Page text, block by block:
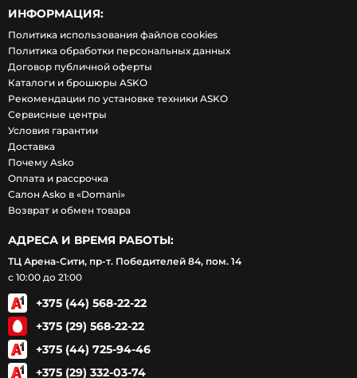
ИНФОРМАЦИЯ:
Политика использования файлов cookies
Политика обработки персональных данных
Договор публичной оферты
Каталоги и брошюры ASKO
Рекомендации по установке техники ASKO
Сервисные центры
Условия гарантии
Доставка
Почему Asko
Оплата и рассрочка
Салон Asko в «Domani»
Возврат и обмен товара
АДРЕСА И ВРЕМЯ РАБОТЫ:
ТЦ Арена-Сити, пр-т. Победителей 84, пом. 14
с 10:00 до 21:00
+375 (44) 568-22-22
+375 (29) 568-22-22
+375 (44) 725-94-46
+375 (29) 332-03-74